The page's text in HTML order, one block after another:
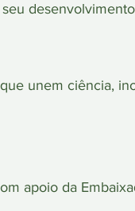
unem ciência,
apoio da